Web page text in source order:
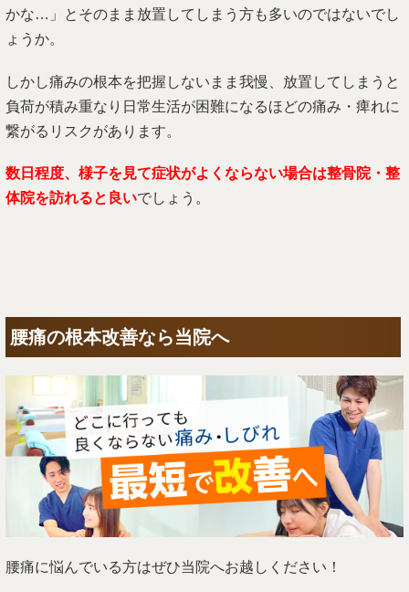
かな…」とそのまま放置してしまう方も多いのではないでし
ょうか。
しかし痛みの根本を把握しないまま我慢、放置してしまうと
負荷が積み重なり日常生活が困難になるほどの痛み・痺れに
繋がるリスクがあります。
数日程度、様子を見て症状がよくならない場合は整骨院・整
体院を訪れると良いでしょう。
腰痛の根本改善なら当院へ
腰痛に悩んでいる方はぜひ当院へお越しください！